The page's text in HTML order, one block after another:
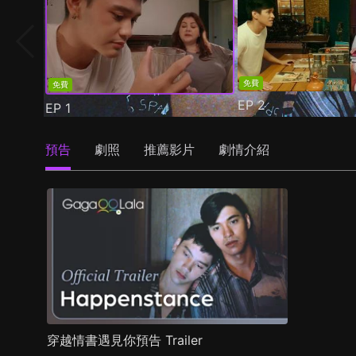
免費
EP 1
免費
EP2
預告 劇照 推薦影片 劇情介紹
穿越情書遇見你預告 Trailer